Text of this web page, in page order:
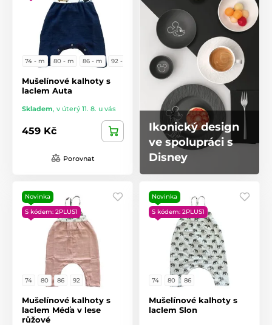
74 - m 80 - m 86 - m 92 - m
Mušelínové kalhoty s
laclem Auta
Skladem, v úterý 11. 8. u vás
459 Kč
Porovnat
Ikonický design
ve spolupráci s
Disney
Novinka
S kódem: 2PLUS1
74 80 86 92
Mušelínové kalhoty s
laclem Méďa v lese
růžové
Novinka
S kódem: 2PLUS1
74 80 86
Mušelínové kalhoty s
laclem Slon